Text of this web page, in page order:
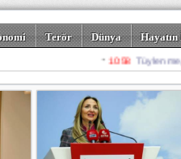
Terör Dünya
Spor Misafir